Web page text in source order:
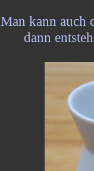
Man kann auch
dann